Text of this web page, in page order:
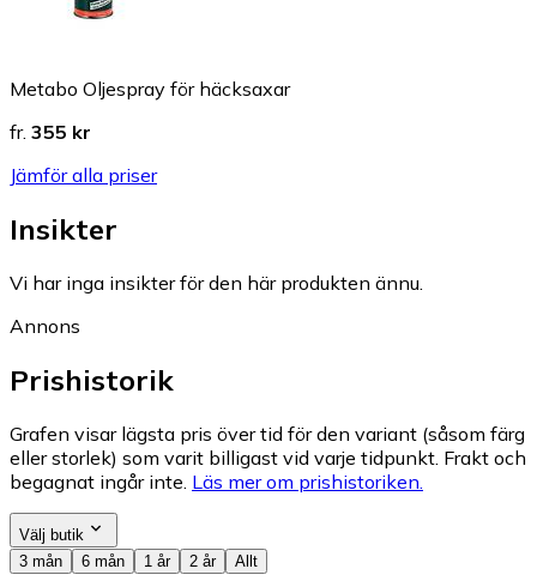
Metabo Oljespray för häcksaxar
fr. 355 kr
Jämför alla priser
Insikter
Vi har inga insikter för den här produkten ännu.
Annons
Prishistorik
Grafen visar lägsta pris över tid för den variant (såsom färg
eller storlek) som varit billigast vid varje tidpunkt. Frakt och
begagnat ingår inte. Läs mer om prishistoriken.
Välj butik
3 mån
6 mån 1 år 2 år Allt